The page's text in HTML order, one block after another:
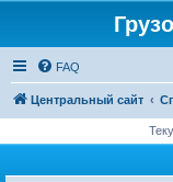
FAQ
Центральный сайт